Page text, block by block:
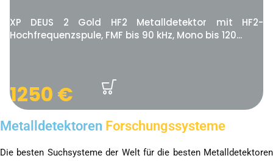
XP DEUS 2 Gold HF2 Metalldetektor mit HF2-
Hochfrequenzspule, FMF bis 90 kHz, Mono bis 120...
1250 €
Metalldetektoren Forschungssysteme
Die besten Suchsysteme der Welt für die besten Metalldetektoren